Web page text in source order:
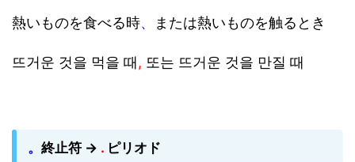
熱いものを食べる時、 または熱いものを触るとき
뜨거운 것을 먹을 때, 또는 뜨거운 것을 만질 때
。 終止符 → . ピリオド